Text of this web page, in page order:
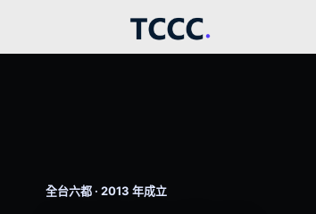
全台六都 · 2013 年成立